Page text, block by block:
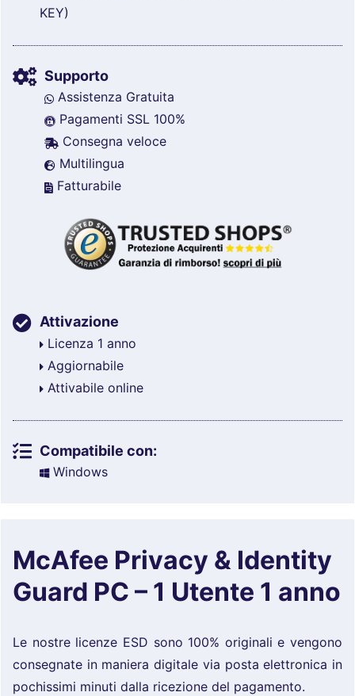
KEY)
Supporto
Assistenza Gratuita
Pagamenti SSL 100%
Consegna veloce
Multilingua
Fatturabile
Attivazione
Licenza 1 anno
Aggiornabile
Attivabile online
Compatibile con:
Windows
McAfee Privacy & Identity
Guard PC – 1 Utente 1 anno
Le nostre licenze ESD sono 100% originali e vengono
consegnate in maniera digitale via posta elettronica in
pochissimi minuti dalla ricezione del pagamento.